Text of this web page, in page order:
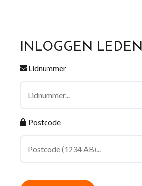
INLOGGEN LEDEN
Lidnummer
Postcode